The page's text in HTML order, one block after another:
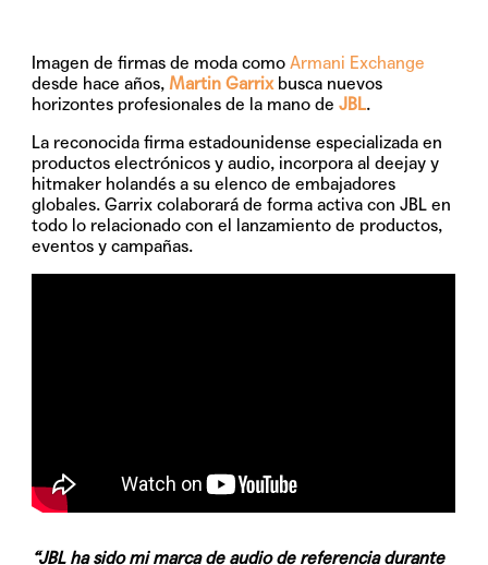
Imagen de firmas de moda comoArmani Exchange
desde hace años,Martin Garrixbusca nuevos
horizontes profesionales de la mano deJBL.
La reconocida firma estadounidense especializada en
productos electrónicos y audio, incorpora al deejay y
hitmaker holandés a su elenco de embajadores
globales. Garrix colaborará de forma activa con JBL en
todo lo relacionado con el lanzamiento de productos,
eventos y campañas.
“JBL ha sido mi marca de audio de referencia durante